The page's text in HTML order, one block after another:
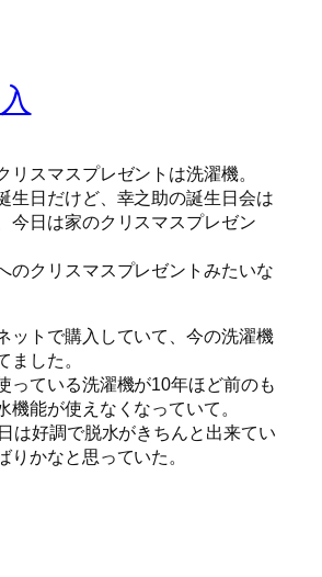
リスマスプレゼントは洗濯機。
生日だけど、幸之助の誕生日会は
今日は家のクリスマスプレゼン
のクリスマスプレゼントみたいな
ットで購入していて、今の洗濯機
ました。
っている洗濯機が10年ほど前のも
機能が使えなくなっていて。
は好調で脱水がきちんと出来てい
りかなと思っていた。